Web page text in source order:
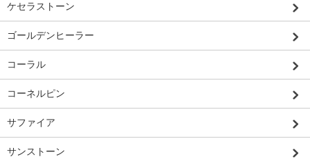
ケセラストーン
ゴールデンヒーラー
コーラル
コーネルピン
サファイア
サンストーン